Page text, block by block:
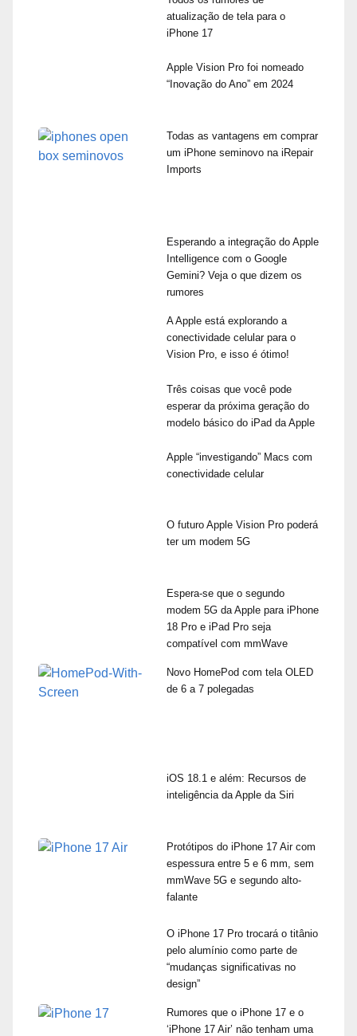
atualização de tela para o
iPhone 17
Apple Vision Pro foi nomeado
“Inovação do Ano” em 2024
Todas as vantagens em comprar
um iPhone seminovo na iRepair
Imports
Esperando a integração do Apple
Intelligence com o Google
Gemini? Veja o que dizem os
rumores
A Apple está explorando a
conectividade celular para o
Vision Pro, e isso é ótimo!
Três coisas que você pode
esperar da próxima geração do
modelo básico do iPad da Apple
Apple “investigando” Macs com
conectividade celular
O futuro Apple Vision Pro poderá
ter um modem 5G
Espera-se que o segundo
modem 5G da Apple para iPhone
18 Pro e iPad Pro seja
compatível com mmWave
Novo HomePod com tela OLED
de 6 a 7 polegadas
iOS 18.1 e além: Recursos de
inteligência da Apple da Siri
Protótipos do iPhone 17 Air com
espessura entre 5 e 6 mm, sem
mmWave 5G e segundo alto-
falante
O iPhone 17 Pro trocará o titânio
pelo alumínio como parte de
“mudanças significativas no
design”
Rumores que o iPhone 17 e o
‘iPhone 17 Air’ não tenham uma